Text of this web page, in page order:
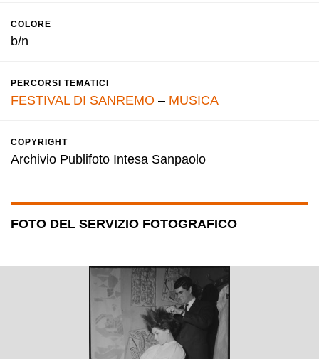
COLORE
b/n
PERCORSI TEMATICI
FESTIVAL DI SANREMO – MUSICA
COPYRIGHT
Archivio Publifoto Intesa Sanpaolo
FOTO DEL SERVIZIO FOTOGRAFICO